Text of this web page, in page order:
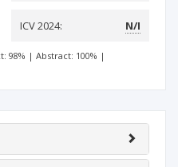
ICV 2024: N/I
98% | Abstract: 100% |